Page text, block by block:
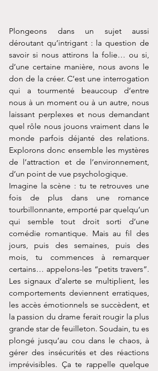
Plongeons dans un sujet aussi
déroutant qu’intrigant : la question de
savoir si nous attirons la folie… ou si,
d’une certaine manière, nous avons le
don de la créer. C’est une interrogation
qui a tourmenté beaucoup d’entre
nous à un moment ou à un autre, nous
laissant perplexes et nous demandant
quel rôle nous jouons vraiment dans le
monde parfois déjanté des relations.
Explorons donc ensemble les mystères
de l’attraction et de l’environnement,
d’un point de vue psychologique.
Imagine la scène : tu te retrouves une
fois de plus dans une romance
tourbillonnante, emporté par quelqu’un
qui semble tout droit sorti d’une
comédie romantique. Mais au fil des
jours, puis des semaines, puis des
mois, tu commences à remarquer
certains… appelons-les “petits travers”.
Les signaux d’alerte se multiplient, les
comportements deviennent erratiques,
les accès émotionnels se succèdent, et
la passion du drame ferait rougir la plus
grande star de feuilleton. Soudain, tu es
plongé jusqu’au cou dans le chaos, à
gérer des insécurités et des réactions
imprévisibles. Ça te rappelle quelque